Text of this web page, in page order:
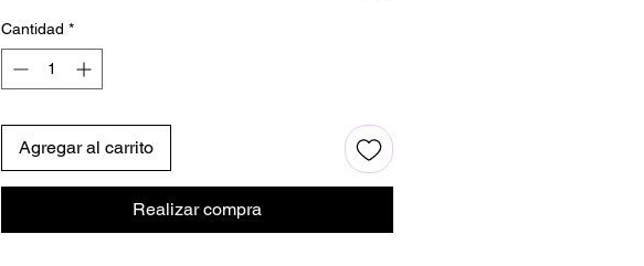
Cantidad *
Agregar al carrito
Realizar compra